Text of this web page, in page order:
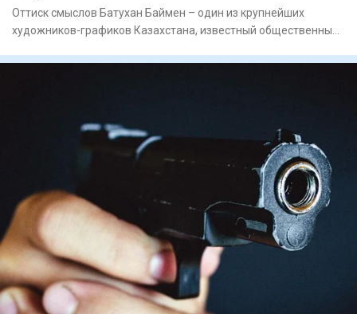
Оттиск смыслов Батухан Баймен – один из крупнейших
художников-графиков Казахстана, известный общественный